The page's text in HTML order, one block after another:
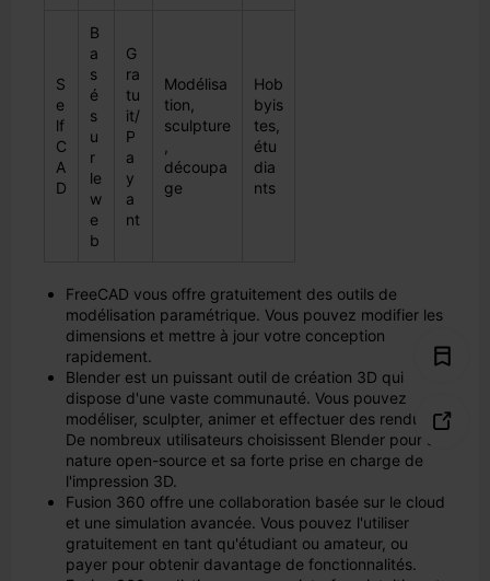
S
e
lf
C
A
D
B
a
s
é
s
u
r
le
w
e
b
G
ra
tu
it/
P
a
y
a
nt
Modélisa
tion,
sculpture
,
découpa
ge
Hob
byis
tes,
étu
dia
nts
FreeCAD vous offre gratuitement des outils de
modélisation paramétrique. Vous pouvez modifier les
dimensions et mettre à jour votre conception
rapidement.
Blender est un puissant outil de création 3D qui
dispose d'une vaste communauté. Vous pouvez
modéliser, sculpter, animer et effectuer des rendus.
De nombreux utilisateurs choisissent Blender pour sa
nature open-source et sa forte prise en charge de
l'impression 3D.
Fusion 360 offre une collaboration basée sur le cloud
et une simulation avancée. Vous pouvez l'utiliser
gratuitement en tant qu'étudiant ou amateur, ou
payer pour obtenir davantage de fonctionnalités.
